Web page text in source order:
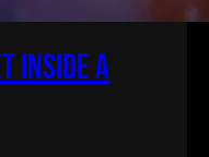
Inside a